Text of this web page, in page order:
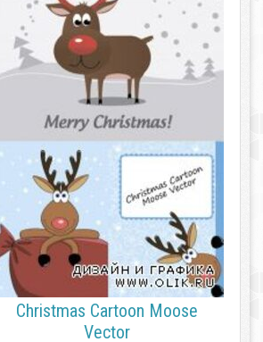
Christmas Cartoon Moose
Vector